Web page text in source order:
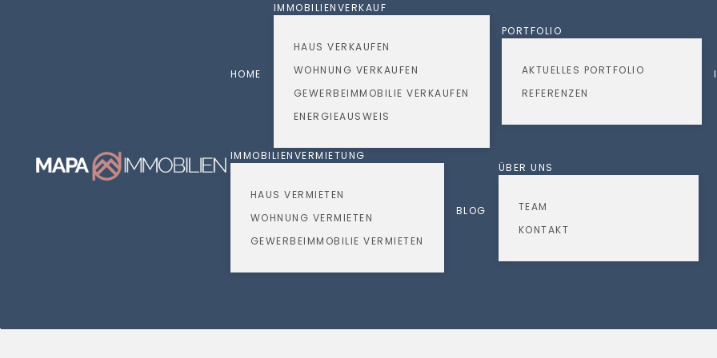
HOME
IMMOBILIENVERKAUF
HAUS VERKAUFEN
WOHNUNG VERKAUFEN
GEWERBEIMMOBILIE VERKAUFEN
ENERGIEAUSWEIS
PORTFOLIO
AKTUELLES PORTFOLIO
REFERENZEN
IMMOBILIENVERMIETUNG
HAUS VERMIETEN
WOHNUNG VERMIETEN
GEWERBEIMMOBILIE VERMIETEN
BLOG
ÜBER UNS
TEAM
KONTAKT